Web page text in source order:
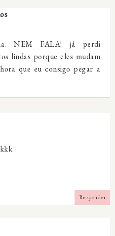
NEM FALA! já perdi
lindas porque eles mudam
que eu consigo pegar a
Responder